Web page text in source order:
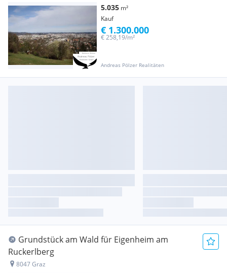
5.035 m²
Kauf
Andreas Pölzer Realitäten
€ 258,19/m²
€ 1.300.000
Grundstück am Wald für Eigenheim am
Ruckerlberg
8047 Graz